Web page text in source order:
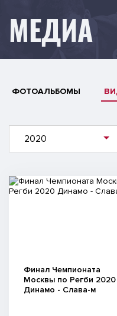
МЕДИА
ФОТОАЛЬБОМЫ
2020
Видео
Финал Чемпионата
Москвы по Регби 2020
Динамо - Слава-м